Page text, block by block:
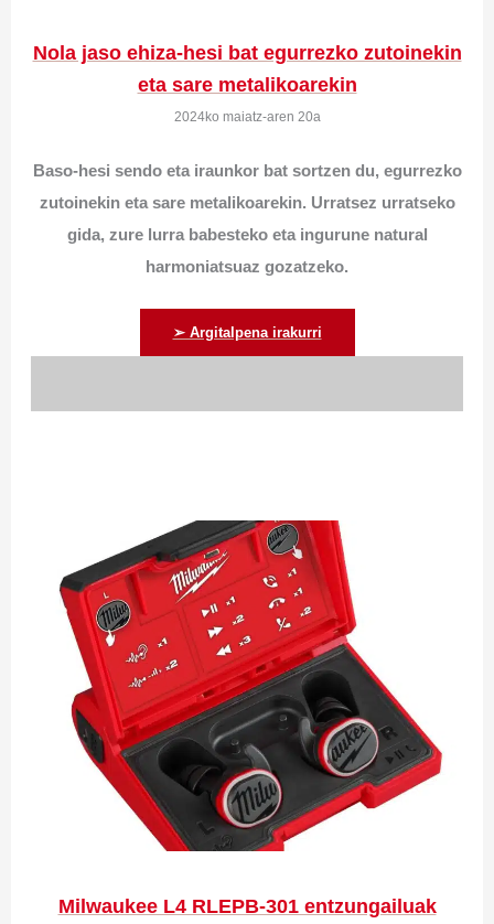
Nola jaso ehiza-hesi bat egurrezko zutoinekin
eta sare metalikoarekin
2024ko maiatz-aren 20a
Baso-hesi sendo eta iraunkor bat sortzen du, egurrezko
zutoinekin eta sare metalikoarekin. Urratsez urratseko
gida, zure lurra babesteko eta ingurune natural
harmoniatsuaz gozatzeko.
➢ Argitalpena irakurri
Milwaukee L4 RLEPB-301 entzungailuak